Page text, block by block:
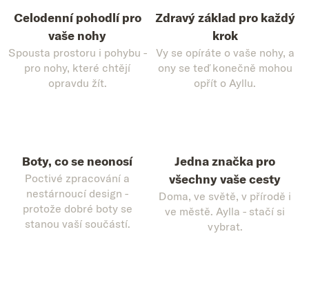
Celodenní pohodlí pro
vaše nohy
Spousta prostoru i pohybu -
pro nohy, které chtějí
opravdu žít.
Zdravý základ pro každý
krok
Vy se opíráte o vaše nohy, a
ony se teď konečně mohou
opřít o Ayllu.
Boty, co se neonosí
Poctivé zpracování a
nestárnoucí design -
protože dobré boty se
stanou vaší součástí.
Jedna značka pro
všechny vaše cesty
Doma, ve světě, v přírodě i
ve městě. Aylla - stačí si
vybrat.